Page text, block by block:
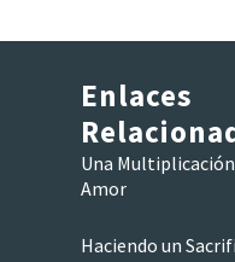
Enlaces
Una Multiplicación
Amor
Haciendo un